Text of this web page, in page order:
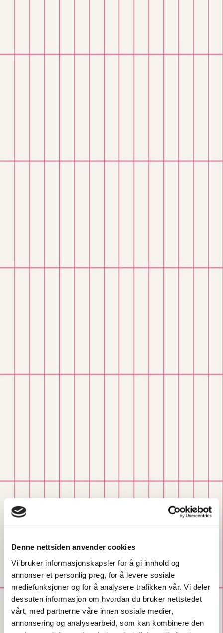
Denne nettsiden anvender cookies
Vi bruker informasjonskapsler for å gi innhold og
annonser et personlig preg, for å levere sosiale
mediefunksjoner og for å analysere trafikken vår. Vi deler
dessuten informasjon om hvordan du bruker nettstedet
vårt, med partnerne våre innen sosiale medier,
annonsering og analysearbeid, som kan kombinere den